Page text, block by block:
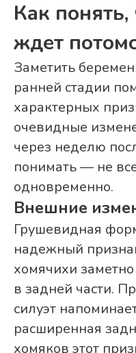
Как
ждет
Заметить
ранней стадии
характерных
очевидные
через неделю
понимать — не
одновременно.
Внешние
Грушевидная
надежный
хомячихи заметно
в задней части.
силуэт
расширенная
хомяков этот